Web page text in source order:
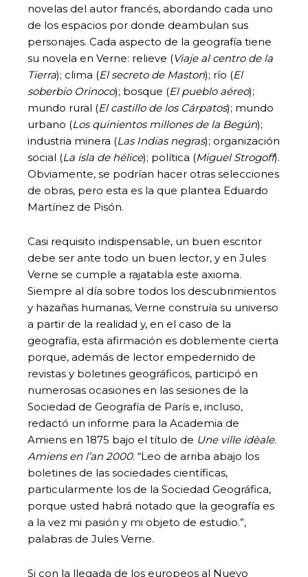
novelas del autor francés, abordando cada uno
de los espacios por donde deambulan sus
personajes. Cada aspecto de la geografía tiene
su novela en Verne: relieve (Viaje al centro de la
Tierra); clima (El secreto de Maston); río (El
soberbio Orinoco); bosque (El pueblo aéreo);
mundo rural (El castillo de los Cárpatos); mundo
urbano (Los quinientos millones de la Begún);
industria minera (Las Indias negras); organización
social (La isla de hélice); política (Miguel Strogoff).
Obviamente, se podrían hacer otras selecciones
de obras, pero esta es la que plantea Eduardo
Martínez de Pisón.
Casi requisito indispensable, un buen escritor
debe ser ante todo un buen lector, y en Jules
Verne se cumple a rajatabla este axioma.
Siempre al día sobre todos los descubrimientos
y hazañas humanas, Verne construía su universo
a partir de la realidad y, en el caso de la
geografía, esta afirmación es doblemente cierta
porque, además de lector empedernido de
revistas y boletines geográficos, participó en
numerosas ocasiones en las sesiones de la
Sociedad de Geografía de París e, incluso,
redactó un informe para la Academia de
Amiens en 1875 bajo el título de Une ville idèale.
Amiens en l’an 2000. “Leo de arriba abajo los
boletines de las sociedades científicas,
particularmente los de la Sociedad Geográfica,
porque usted habrá notado que la geografía es
a la vez mi pasión y mi objeto de estudio.”,
palabras de Jules Verne.
Si con la llegada de los europeos al Nuevo